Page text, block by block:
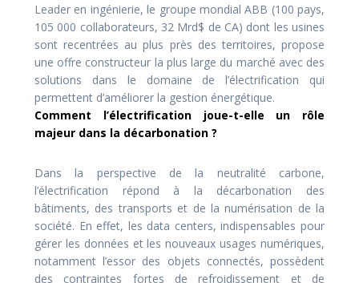
Leader en ingénierie, le groupe mondial ABB (100 pays,
105 000 collaborateurs, 32 Mrd$ de CA) dont les usines
sont recentrées au plus près des territoires, propose
une offre constructeur la plus large du marché avec des
solutions dans le domaine de l’électrification qui
permettent d’améliorer la gestion énergétique.
Comment l’électrification joue-t-elle un rôle
majeur dans la décarbonation ?
Dans la perspective de la neutralité carbone,
l’électrification répond à la décarbonation des
bâtiments, des transports et de la numérisation de la
société. En effet, les data centers, indispensables pour
gérer les données et les nouveaux usages numériques,
notamment l’essor des objets connectés, possèdent
des contraintes fortes de refroidissement et de